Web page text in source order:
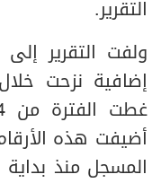
التقرير.
إضافية نزحت
أضيفت هذه